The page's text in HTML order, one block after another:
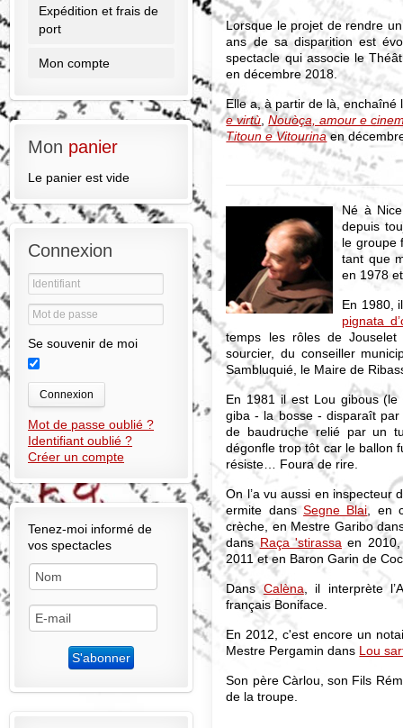
Lorsque le projet de rendre
ans de sa disparition est
spectacle qui associe le
en décembre 2018.
Elle a, à partir de là,
e virtù ,Nouòça, amour e
Titoun e Vitourinaen
Né à
depuis
le groupe
tant que
en 1978
En 1980,
pignata
temps les rôles de Jouselet
sourcier, du conseiller
Sambluquié, le Maire de
En 1981 il est Lou gibous
giba - la bosse - disparaît par
de baudruche relié par un
dégonfle trop tôt car le ballon
résiste… Foura de rire.
On l’a vu aussi en inspecteur
ermite dansSegne Blai, en
crèche, en Mestre Garibo
dansRaça 'stirassa en
2011 et en Baron Garin de
DansCalèna, il interprète
français Boniface.
En 2012, c'est encore un
Mestre Pergamin dans Lou
Son père Càrlou, son Fils
de la troupe.
Expédition et frais de
port
Mon compte
Mon panier
Le panier est vide
Connexion
Se souvenir de moi
Connexion
Mot de passe oublié ?
Identifiant oublié ?
Créer un compte
Tenez-moi informé de
vos spectacles